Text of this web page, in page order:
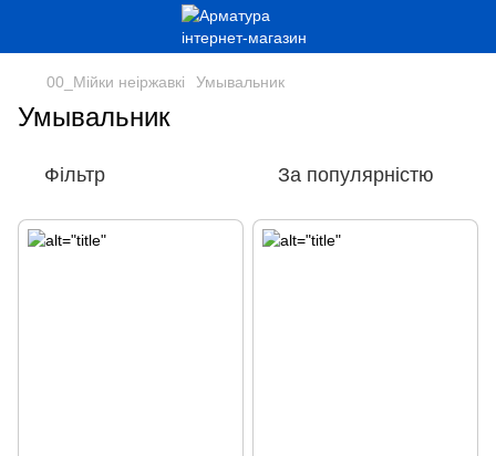
00_Мійки неіржавкі Умывальник
Умывальник
Фільтр За популярністю